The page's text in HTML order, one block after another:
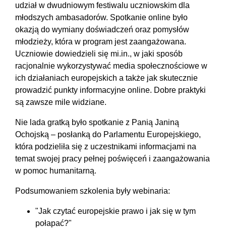
udział w dwudniowym festiwalu uczniowskim dla
młodszych ambasadorów. Spotkanie online było
okazją do wymiany doświadczeń oraz pomysłów
młodzieży, która w program jest zaangażowana.
Uczniowie dowiedzieli się mi.in., w jaki sposób
racjonalnie wykorzystywać media społecznościowe w
ich działaniach europejskich a także jak skutecznie
prowadzić punkty informacyjne online. Dobre praktyki
są zawsze mile widziane.
Nie lada gratką było spotkanie z Panią Janiną
Ochojską – posłanką do Parlamentu Europejskiego,
która podzieliła się z uczestnikami informacjami na
temat swojej pracy pełnej poświęceń i zaangażowania
w pomoc humanitarną.
Podsumowaniem szkolenia były webinaria:
"Jak czytać europejskie prawo i jak się w tym
połapać?"